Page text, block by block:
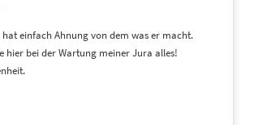
einfach Ahnung von dem was er macht.
hier bei der Wartung meiner Jura alles!